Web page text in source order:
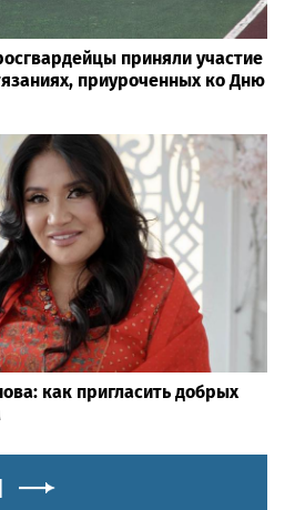
приняли участие
приуроченных ко Дню
как пригласить добрых